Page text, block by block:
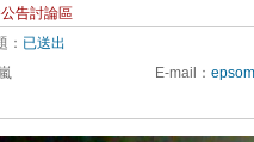
告討論區
： 已送出
嵐 E-mail ：